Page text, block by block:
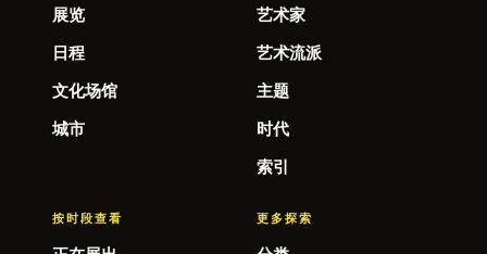
展览
日程
文化场馆
城市
艺术家
艺术流派
主题
时代
索引
按时段查看 更多探索